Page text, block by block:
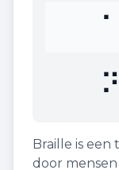
⠁
⠝
Braille is
door